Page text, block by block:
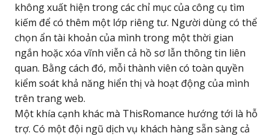
không xuất hiện trong các chỉ mục của công cụ tìm
kiếm để có thêm một lớp riêng tư. Người dùng có thể
chọn ẩn tài khoản của mình trong một thời gian
ngắn hoặc xóa vĩnh viễn cả hồ sơ lẫn thông tin liên
quan. Bằng cách đó, mỗi thành viên có toàn quyền
kiểm soát khả năng hiển thị và hoạt động của mình
trên trang web.
Một khía cạnh khác mà ThisRomance hướng tới là hỗ
trợ. Có một đội ngũ dịch vụ khách hàng sẵn sàng cả